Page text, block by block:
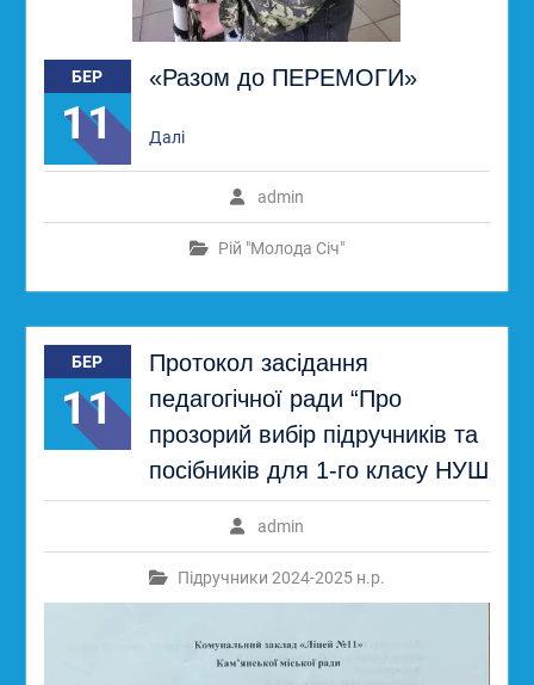
БЕР
11
«Разом до ПЕРЕМОГИ»
admin
Рій "Молода Січ"
Далі
БЕР
11
Протокол засідання
педагогічної ради “Про
прозорий вибір підручників та
посібників для 1-го класу НУШ
admin
Підручники 2024-2025 н.р.